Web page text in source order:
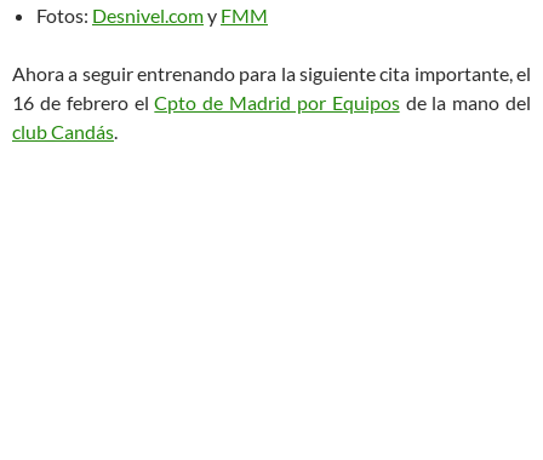
Fotos: Desnivel.comy FMM
Ahora a seguir entrenando para la siguiente cita importante, el
16 de febrero elCpto de Madrid por Equiposde la mano del
club Candás.